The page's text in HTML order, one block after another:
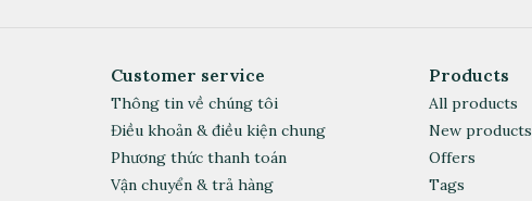
Customer service
Thông tin về chúng tôi
Điều khoản & điều kiện chung
Phương thức thanh toán
Vận chuyển & trả hàng
Products
All products
New products
Offers
Tags